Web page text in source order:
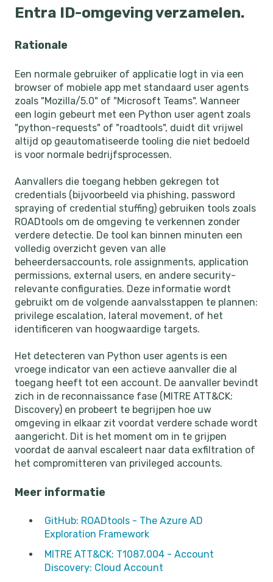
Entra ID-omgeving verzamelen.
Rationale
Een normale gebruiker of applicatie logt in via een
browser of mobiele app met standaard user agents
zoals "Mozilla/5.0" of "Microsoft Teams". Wanneer
een login gebeurt met een Python user agent zoals
"python-requests" of "roadtools", duidt dit vrijwel
altijd op geautomatiseerde tooling die niet bedoeld
is voor normale bedrijfsprocessen.
Aanvallers die toegang hebben gekregen tot
credentials (bijvoorbeeld via phishing, password
spraying of credential stuffing) gebruiken tools zoals
ROADtools om de omgeving te verkennen zonder
verdere detectie. De tool kan binnen minuten een
volledig overzicht geven van alle
beheerdersaccounts, role assignments, application
permissions, external users, en andere security-
relevante configuraties. Deze informatie wordt
gebruikt om de volgende aanvalsstappen te plannen:
privilege escalation, lateral movement, of het
identificeren van hoogwaardige targets.
Het detecteren van Python user agents is een
vroege indicator van een actieve aanvaller die al
toegang heeft tot een account. De aanvaller bevindt
zich in de reconnaissance fase (MITRE ATT&CK:
Discovery) en probeert te begrijpen hoe uw
omgeving in elkaar zit voordat verdere schade wordt
aangericht. Dit is het moment om in te grijpen
voordat de aanval escaleert naar data exfiltration of
het compromitteren van privileged accounts.
Meer informatie
GitHub: ROADtools - The Azure AD
Exploration Framework
MITRE ATT&CK: T1087.004 - Account
Discovery: Cloud Account